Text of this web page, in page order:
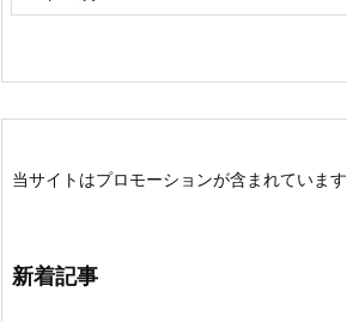
当サイトはプロモーションが含まれています
新着記事